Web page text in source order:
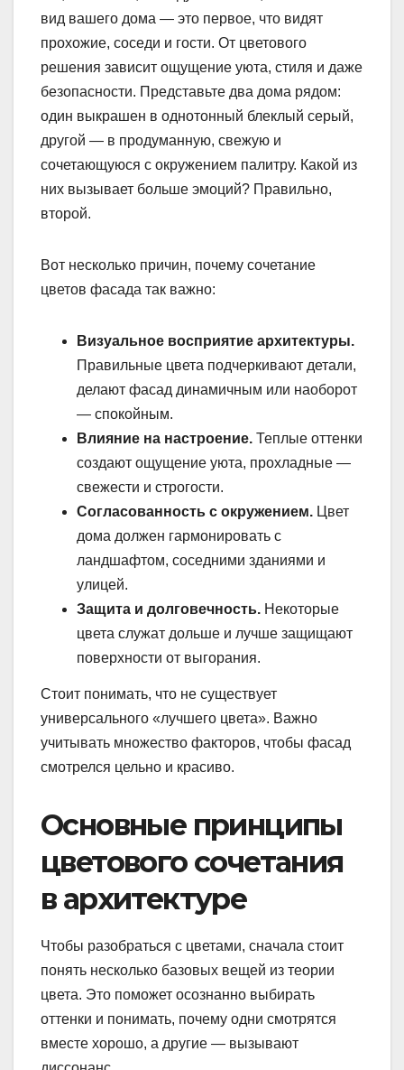
вид вашего дома — это первое, что видят
прохожие, соседи и гости. От цветового
решения зависит ощущение уюта, стиля и даже
безопасности. Представьте два дома рядом:
один выкрашен в однотонный блеклый серый,
другой — в продуманную, свежую и
сочетающуюся с окружением палитру. Какой из
них вызывает больше эмоций? Правильно,
второй.
Вот несколько причин, почему сочетание
цветов фасада так важно:
Визуальное восприятие архитектуры.
Правильные цвета подчеркивают детали,
делают фасад динамичным или наоборот
— спокойным.
Влияние на настроение. Теплые оттенки
создают ощущение уюта, прохладные —
свежести и строгости.
Согласованность с окружением. Цвет
дома должен гармонировать с
ландшафтом, соседними зданиями и
улицей.
Защита и долговечность. Некоторые
цвета служат дольше и лучше защищают
поверхности от выгорания.
Стоит понимать, что не существует
универсального «лучшего цвета». Важно
учитывать множество факторов, чтобы фасад
смотрелся цельно и красиво.
Основные принципы
цветового сочетания
в архитектуре
Чтобы разобраться с цветами, сначала стоит
понять несколько базовых вещей из теории
цвета. Это поможет осознанно выбирать
оттенки и понимать, почему одни смотрятся
вместе хорошо, а другие — вызывают